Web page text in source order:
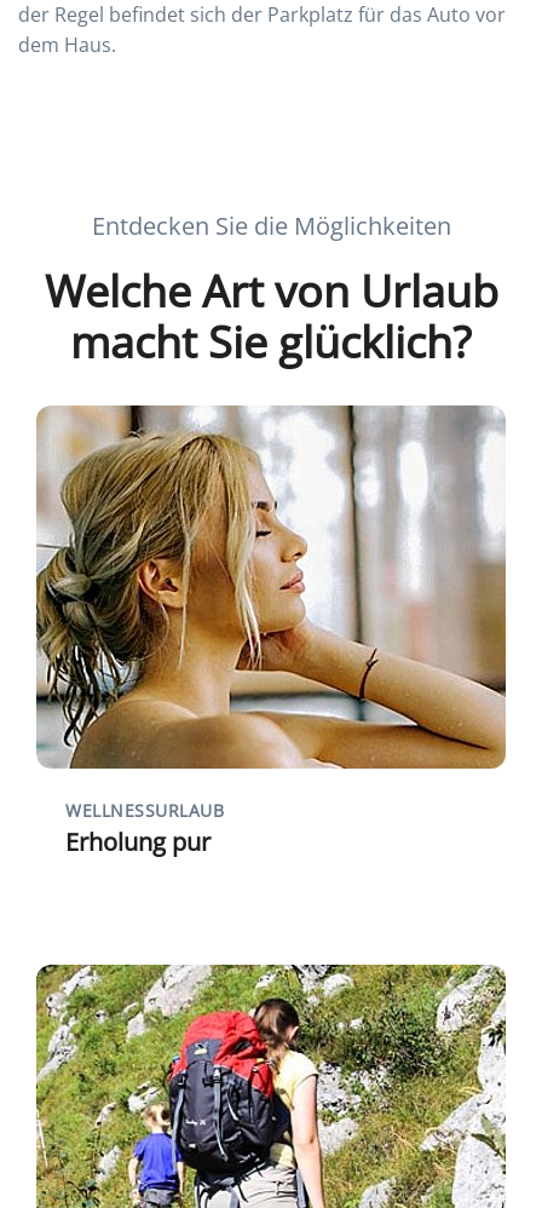
der Regel befindet sich der Parkplatz für das Auto vor
dem Haus.
Entdecken Sie die Möglichkeiten
Welche Art von Urlaub
macht Sie glücklich?
WELLNESSURLAUB
Erholung pur